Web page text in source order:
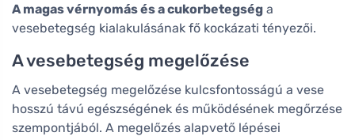
A magas vérnyomás és a cukorbetegség a
vesebetegség kialakulásának fő kockázati tényezői.
A vesebetegség megelőzése
A vesebetegség megelőzése kulcsfontosságú a vese
hosszú távú egészségének és működésének megőrzése
szempontjából. A megelőzés alapvető lépései